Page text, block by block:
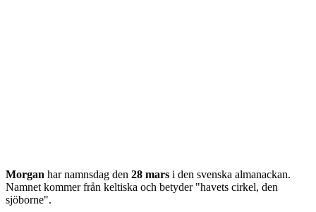
Morgan har namnsdag den 28 mars i den svenska almanackan.
Namnet kommer från keltiska och betyder "havets cirkel, den
sjöborne".